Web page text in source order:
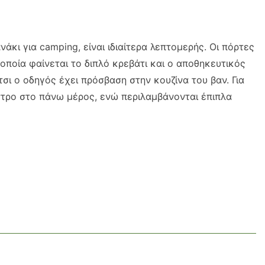
για camping, είναι ιδιαίτερα λεπτομερής. Οι πόρτες
φαίνεται το διπλό κρεβάτι και ο αποθηκευτικός
ο οδηγός έχει πρόσβαση στην κουζίνα του βαν. Για
στο πάνω μέρος, ενώ περιλαμβάνονται έπιπλα